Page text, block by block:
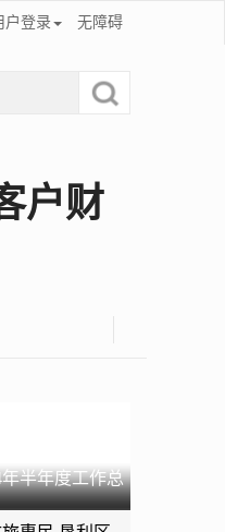
户登录 无障碍
户财